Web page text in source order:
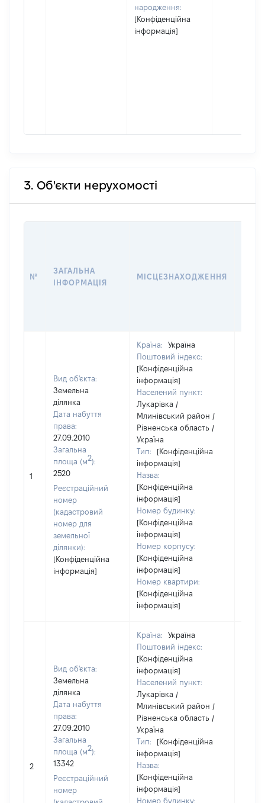
народження:
[Конфіденційна
інформація]
3. Об'єкти нерухомості
№
ЗАГАЛЬНА
ІНФОРМАЦІЯ
МІСЦЕЗНАХОДЖЕННЯ
1
Вид об'єкта:
Земельна
ділянка
Дата набуття
права:
27.09.2010
Загальна
площа (м2):
2520
Реєстраційний
номер
(кадастровий
номер для
земельної
ділянки):
[Конфіденційна
інформація]
Країна:
Україна
Поштовий індекс:
[Конфіденційна
інформація]
Населений пункт:
Лукарівка /
Млинівський район /
Рівненська область /
Україна
Тип:
[Конфіденційна
інформація]
Назва:
[Конфіденційна
інформація]
Номер будинку:
[Конфіденційна
інформація]
Номер корпусу:
[Конфіденційна
інформація]
Номер квартири:
[Конфіденційна
інформація]
2
Вид об'єкта:
Земельна
ділянка
Дата набуття
права:
27.09.2010
Загальна
площа (м2):
13342
Реєстраційний
номер
Країна:
Україна
Поштовий індекс:
[Конфіденційна
інформація]
Населений пункт:
Лукарівка /
Млинівський район /
Рівненська область /
Україна
Тип:
[Конфіденційна
інформація]
Назва:
[Конфіденційна
інформація]
Номер будинку: